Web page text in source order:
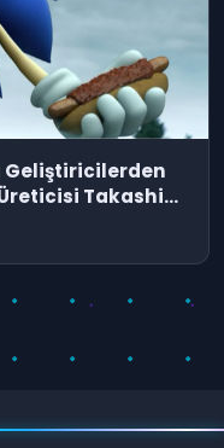
Geliştiricilerden
Takashi